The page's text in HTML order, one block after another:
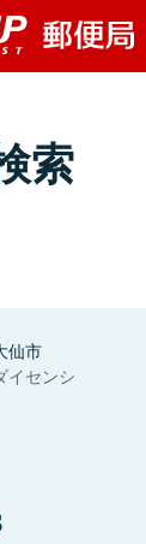
索
仙市
イセンシ